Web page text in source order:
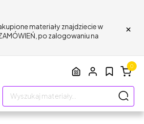
materiały znajdziecie w
po zalogowaniu na
×
0